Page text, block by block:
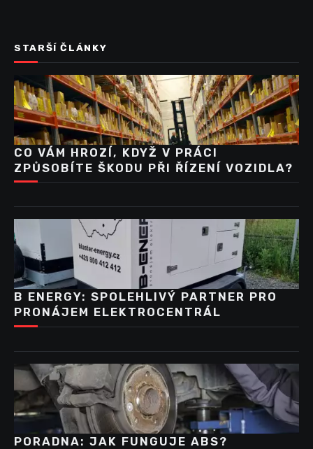
STARŠÍ ČLÁNKY
CO VÁM HROZÍ, KDYŽ V PRÁCI
ZPŮSOBÍTE ŠKODU PŘI ŘÍZENÍ VOZIDLA?
B ENERGY: SPOLEHLIVÝ PARTNER PRO
PRONÁJEM ELEKTROCENTRÁL
PORADNA: JAK FUNGUJE ABS?